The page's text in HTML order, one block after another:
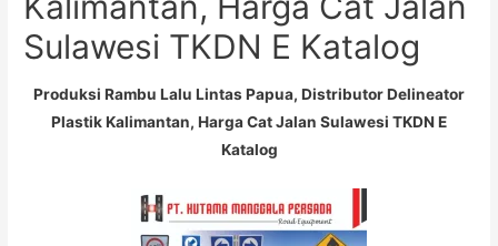
Sulawesi TKDN E Katalog
Produksi Rambu Lalu Lintas Papua, Distributor Delineator
Plastik Kalimantan, Harga Cat Jalan Sulawesi TKDN E
Katalog